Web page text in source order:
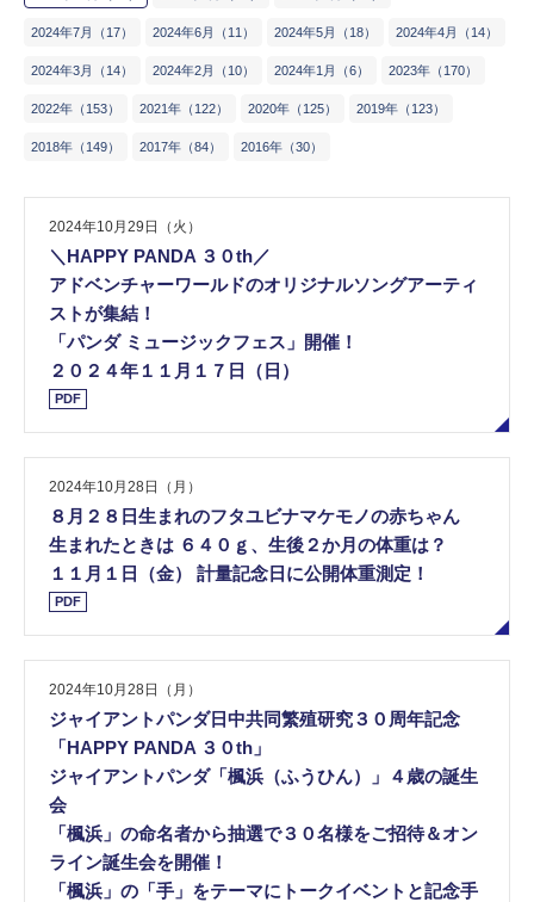
2​0​2​4​年​7月​（17） 2​0​2​4​年​6月​（11） 2​0​2​4​年​5月​（18） 2​0​2​4​年​4月​（14）
2​0​2​4年​3月​（14） 2​0​2​4年​2月​（10） 2​0​2​4年​1月​（6） 2​0​2​3​年​（170）
2​0​2​2​年​（153） 2​0​2​1​年​（122） 2​0​2​0​年​（125） 2​0​1​9​年​（123）
2​0​1​8​年​（149） 2​0​1​7​年​（84​） 2​0​1​6​年​（30​）
2024年10月29日（火）
＼HAPPY PANDA ３０th／
アドベンチャーワールドのオリジナルソングアーティ
ストが集結！
「パンダ ミュージックフェス」開催！
２０２４年１１月１７日（日）
PDF
2024年10月28日（月）
８月２８日生まれのフタユビナマケモノの赤ちゃん
生まれたときは ６４０ｇ、生後２か月の体重は？
１１月１日（金） 計量記念日に公開体重測定！
PDF
2024年10月28日（月）
ジャイアントパンダ日中共同繁殖研究３０周年記念
「HAPPY PANDA ３０th」
ジャイアントパンダ「楓浜（ふうひん）」４歳の誕生
会
「楓浜」の命名者から抽選で３０名様をご招待＆オン
ライン誕生会を開催！
「楓浜」の「手」をテーマにトークイベントと記念手